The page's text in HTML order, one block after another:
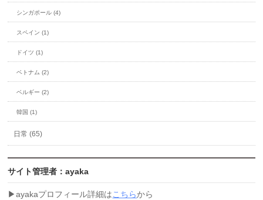
シンガポール (4)
スペイン (1)
ドイツ (1)
ベトナム (2)
ベルギー (2)
韓国 (1)
日常 (65)
サイト管理者：ayaka
▶︎ayakaプロフィール詳細はこちらから